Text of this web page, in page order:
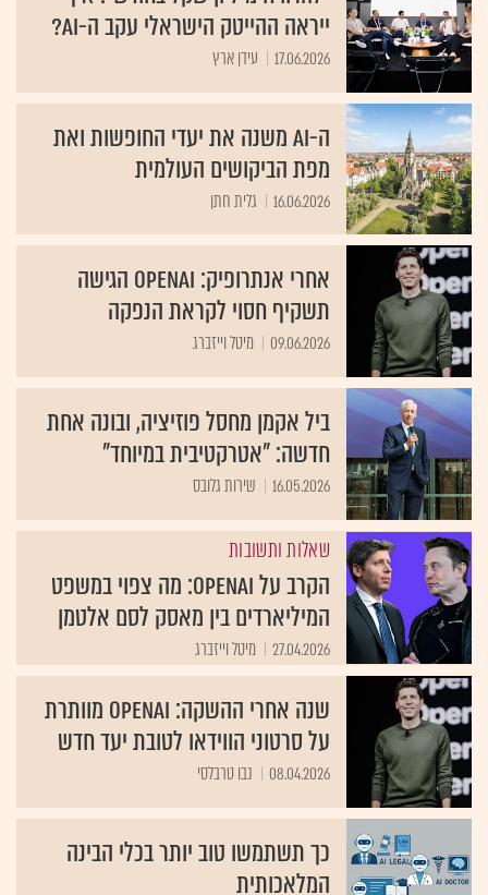
ייראה ההייטק הישראלי עקב ה-AI?
17.06.2026 עידן ארץ
ה-AI משנה את יעדי החופשות ואת
מפת הביקושים העולמית
16.06.2026 גלית חתן
אחרי אנתרופיק: OpenAI הגישה
תשקיף חסוי לקראת הנפקה
09.06.2026 מיטל וייזברג
ביל אקמן מחסל פוזיציה, ובונה אחת
חדשה: "אטרקטיבית במיוחד"
16.05.2026 שירות גלובס
שאלות ותשובות
הקרב על OpenAI: מה צפוי במשפט
המיליארדים בין מאסק לסם אלטמן
27.04.2026 מיטל וייזברג
שנה אחרי ההשקה: OpenAI מוותרת
על סרטוני הווידאו לטובת יעד חדש
08.04.2026 נבו טרבלסי
כך תשתמשו טוב יותר בכלי הבינה
המלאכותית